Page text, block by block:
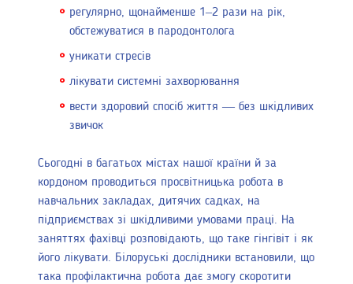
регулярно, щонайменше 1–2 рази на рік,
обстежуватися в пародонтолога
уникати стресів
лікувати системні захворювання
вести здоровий спосіб життя — без шкідливих
звичок
Сьогодні в багатьох містах нашої країни й за
кордоном проводиться просвітницька робота в
навчальних закладах, дитячих садках, на
підприємствах зі шкідливими умовами праці. На
заняттях фахівці розповідають, що таке гінгівіт і як
його лікувати. Білоруські дослідники встановили, що
така профілактична робота дає змогу скоротити